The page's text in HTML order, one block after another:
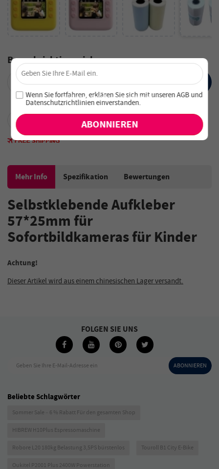
Benachrichtige mich
ABSENDEN
Mehr Info Spezifikation Bewertungen
Selbstklebende Aufkleber
57*25mm für
Sofortbildkameras für Kinder
Achtung!
Dieser Artikel wird aus einem chinesischen Lager versandt.
Sichere dir 4 % Rabatt – Jetzt abonnieren!
Melde dich für unseren Newsletter an und verpasse keine
exklusiven Angebote und Neuheiten!
×
Wenn Sie fortfahren, erklären Sie sich mit unserenAGBund
Datenschutzrichtlinien einverstanden.
Geben Sie Ihre E-Mail-Adresse ein ABONNIEREN
FOLGEN SIE UNS
Beliebte Schlagwörter
Sommer Sale – 6 % Rabatt Für den gesamten Shop
HIBREW H10Plus Espressomaschine
Robore L20 180kg Belastung 3,5PS bürstenlos Touroll B1 City E-Bike
Oukitel P2001 Plus 2400W Powerstation